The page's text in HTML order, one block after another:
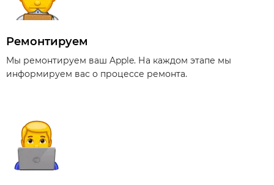
Ремонтируем
Мы ремонтируем ваш Apple. На каждом этапе мы
информируем вас о процессе ремонта.